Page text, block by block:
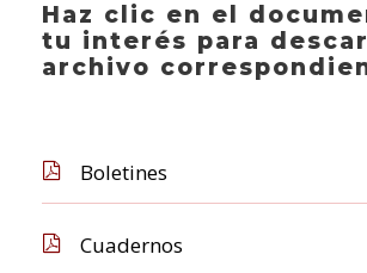
Haz clic en el
tu interés para
archivo
Boletines
Cuadernos